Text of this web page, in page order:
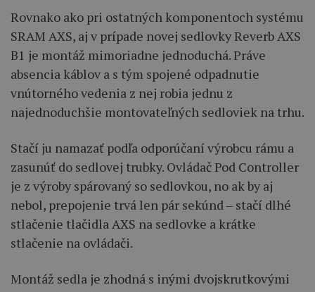
Rovnako ako pri ostatných komponentoch systému
SRAM AXS, aj v prípade novej sedlovky Reverb AXS
B1 je montáž mimoriadne jednoduchá. Práve
absencia káblov a s tým spojené odpadnutie
vnútorného vedenia z nej robia jednu z
najednoduchšie montovateľných sedloviek na trhu.
Stačí ju namazať podľa odporúčaní výrobcu rámu a
zasunúť do sedlovej trubky. Ovládač Pod Controller
je z výroby spárovaný so sedlovkou, no ak by aj
nebol, prepojenie trvá len pár sekúnd – stačí dlhé
stlačenie tlačidla AXS na sedlovke a krátke
stlačenie na ovládači.
Montáž sedla je zhodná s inými dvojskrutkovými